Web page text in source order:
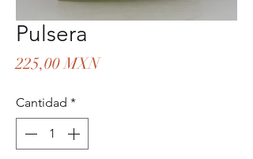
Pulsera
225,00 MXNPrecio
Cantidad *